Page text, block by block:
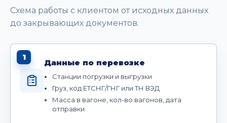
Схема работы с клиентом от исходных данных
до закрывающих документов.
1
Данные по перевозке
Станции погрузки и выгрузки
Груз, код ЕТСНГ/ГНГ или ТН ВЭД
Масса в вагоне, кол-во вагонов, дата
отправки